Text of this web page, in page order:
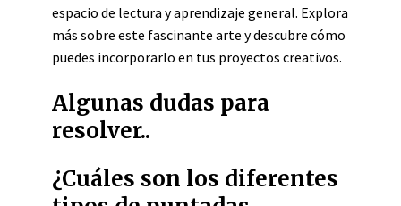
espacio de lectura y aprendizaje general. Explora
más sobre este fascinante arte y descubre cómo
puedes incorporarlo en tus proyectos creativos.
Algunas dudas para
resolver..
¿Cuáles son los diferentes